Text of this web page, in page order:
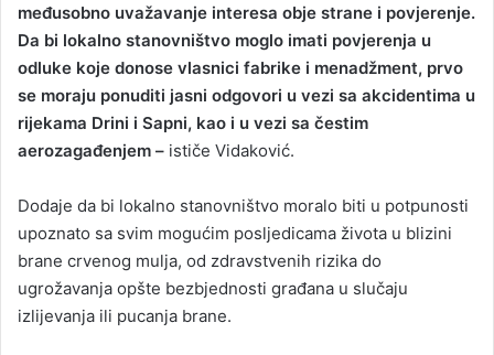
međusobno uvažavanje interesa obje strane i povjerenje.
Da bi lokalno stanovništvo moglo imati povjerenja u
odluke koje donose vlasnici fabrike i menadžment, prvo
se moraju ponuditi jasni odgovori u vezi sa akcidentima u
rijekama Drini i Sapni, kao i u vezi sa čestim
aerozagađenjem – ističe Vidaković.
Dodaje da bi lokalno stanovništvo moralo biti u potpunosti
upoznato sa svim mogućim posljedicama života u blizini
brane crvenog mulja, od zdravstvenih rizika do
ugrožavanja opšte bezbjednosti građana u slučaju
izlijevanja ili pucanja brane.